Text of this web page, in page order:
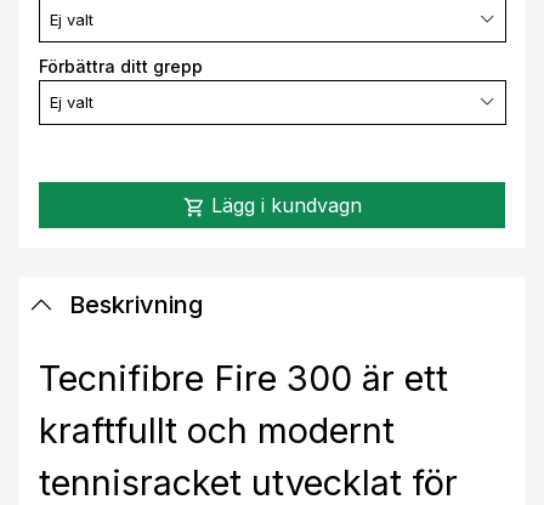
Ej valt
Förbättra ditt grepp
Ej valt
shopping_cart Lägg i kundvagn
Beskrivning
Tecnifibre Fire 300 är ett
kraftfullt och modernt
tennisracket utvecklat för